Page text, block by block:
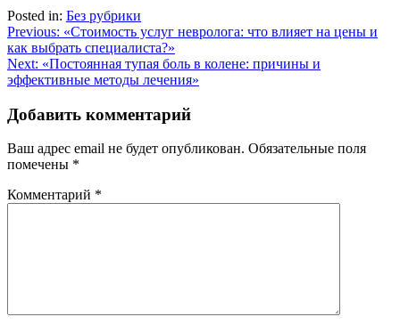
Posted in: Без рубрики
Навигация
по
записям
Previous: «Стоимость услуг невролога: что влияет на цены и
как выбрать специалиста?»
Next: «Постоянная тупая боль в колене: причины и
эффективные методы лечения»
Добавить комментарий
Ваш адрес email не будет опубликован. Обязательные поля
помечены *
Комментарий *